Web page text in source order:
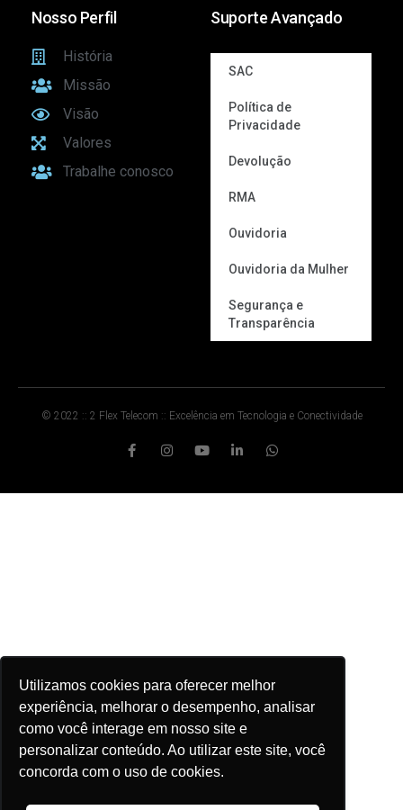
Utilizamos cookies para oferecer melhor
experiência, melhorar o desempenho, analisar
como você interage em nosso site e
personalizar conteúdo. Ao utilizar este site, você
concorda com o uso de cookies.
Nosso Perfil
História
Missão
Visão
Valores
Trabalhe conosco
Suporte Avançado
SAC
Política de
Privacidade
Devolução
RMA
Ouvidoria
Ouvidoria da Mulher
Segurança e
Transparência
© 2022 :: 2 Flex Telecom :: Excelência em Tecnologia e Conectividade